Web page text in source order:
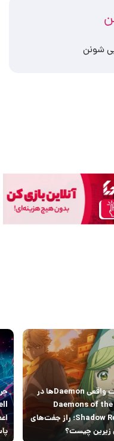
شونن
ماهیت واقعی Daemonها در
انیمه Daemons of the
Shadow Realm؛ راز جفت‌های
زیرین چیست؟